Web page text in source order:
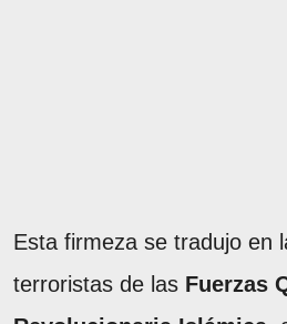
Esta firmeza se tradujo en
terroristas de las Fuerzas